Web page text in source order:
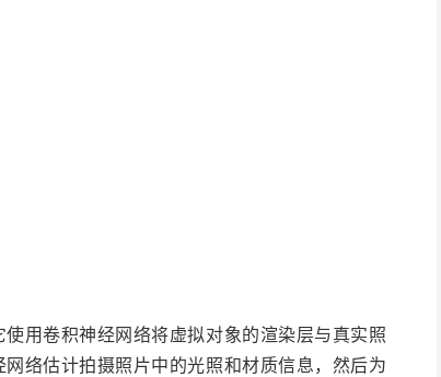
用卷积神经网络将虚拟对象的渲染层与真实照
络估计拍摄照片中的光照和材质信息，然后为